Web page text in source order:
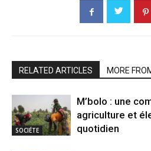
RELATED ARTICLES MORE
SOCIÉTE
M’bolo : une
agriculture et
quotidien